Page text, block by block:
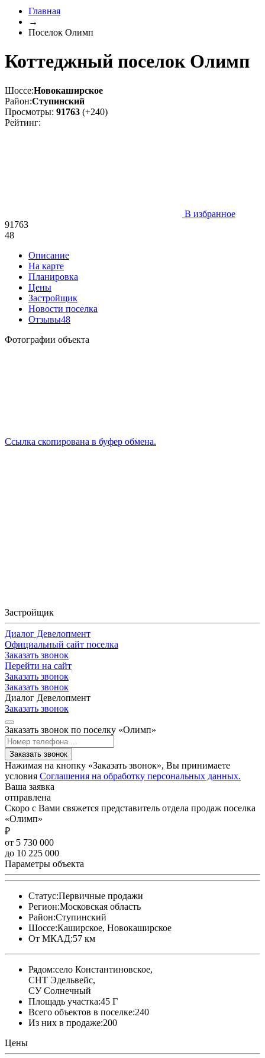
Главная
→
Поселок Олимп
Коттеджный поселок Олимп
Шоссе:Новокаширское
Район:Ступинский
Просмотры: 91763 (+240)
Рейтинг:
В избранное
91763
48
Описание
На карте
Планировка
Цены
Застройщик
Новости поселка
Отзывы48
Фотографии объекта
Ссылка скопирована в буфер обмена.
Застройщик
Диалог Девелопмент
Официальный сайт поселка
Заказать звонок
Перейти на сайт
Заказать звонок
Заказать звонок
Диалог Девелопмент
Заказать звонок
Заказать звонок по поселку «Олимп»
Заказать звонок
Нажимая на кнопку «Заказать звонок», Вы принимаете
условия Соглашения на обработку персональных данных.
Ваша заявка
отправлена
Скоро с Вами свяжется представитель отдела продаж поселка
«Олимп»
₽
от 5 730 000
до 10 225 000
Параметры объекта
Статус:Первичные продажи
Регион:Московская область
Район:Ступинский
Шоссе:Каширское, Новокаширское
От МКАД:57 км
Рядом:село Константиновское,
СНТ Эдельвейс,
СУ Солнечный
Площадь участка:45 Г
Всего объектов в поселке:240
Из них в продаже:200
Цены